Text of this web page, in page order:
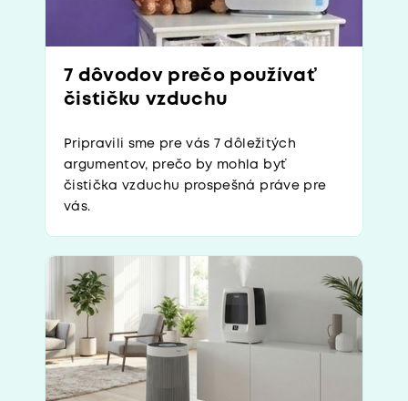
7 dôvodov prečo používať
čističku vzduchu
Pripravili sme pre vás 7 dôležitých
argumentov, prečo by mohla byť
čistička vzduchu prospešná práve pre
vás.